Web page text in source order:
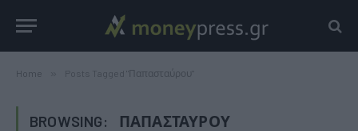
Home Posts Tagged "Παπασταύρου"
BROWSING: ΠΑΠΑΣΤΑΎΡΟΥ